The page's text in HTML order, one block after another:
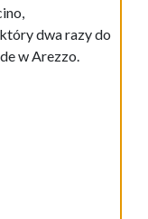
dwa razy do
w Arezzo.